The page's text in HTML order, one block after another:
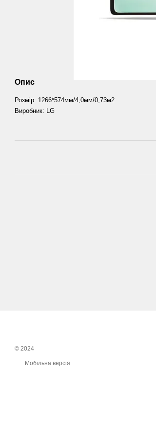
Опис
Розмір: 1266*574мм/4,0мм/0,73м2
Виробник: LG
© 2024
Мобільна версія